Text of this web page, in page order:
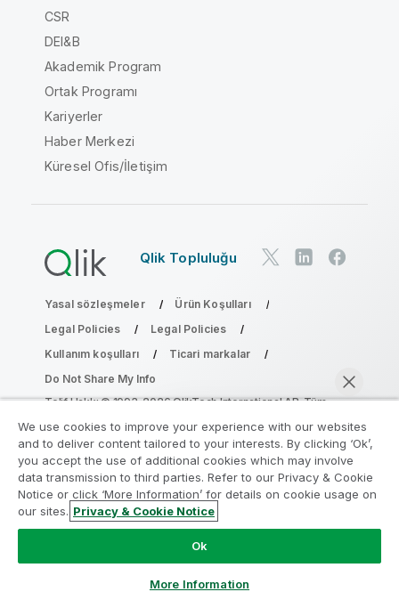
Şimdi sohbet et
CSR
DEI&B
Akademik Program
Ortak Programı
Kariyerler
Haber Merkezi
Küresel Ofis/İletişim
Qlik Topluluğu
Yasal sözleşmeler
Ürün Koşulları
Legal Policies
Legal Policies
Kullanım koşulları
Ticari markalar
Do Not Share My Info
Telif Hakkı © 1993-2026 QlikTech International AB. Tüm
Analiz Modernleştirme Programına katılın
Analiz Modernleştirme Programı ile değerli QlikView
uygulamalarınızı ödün vermeden modernleştirin.
ulaşmak
ampquestions@qlik.com
We use cookies to improve your experience with our websites
and to deliver content tailored to your interests. By clicking ‘Ok’,
you accept the use of additional cookies which may involve
data transmission to third parties. Refer to our Privacy & Cookie
Notice or click ‘More Information’ for details on cookie usage on
our sites. Privacy & Cookie Notice
Ok
More Information